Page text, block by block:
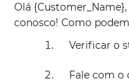
Olá
conosco! Como
Verificar o
Fale com o